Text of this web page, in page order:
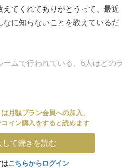
えてくれてありがとうって、最近
なに知らないことを教えているだ
ムで行われている、6人ほどのラ
月額プラン会員への加入、
イン購入をすると読めます
して続きを読む
こちらからログイン